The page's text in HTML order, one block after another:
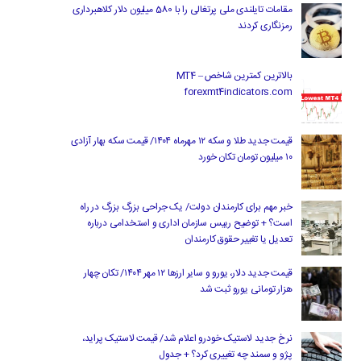
مقامات تایلندی ملی پرتغالی را با 580 میلیون دلار کلاهبرداری
رمزنگاری کردند
بالاترین کمترین شاخص MT4 –
forexmt4indicators.com
قیمت جدید طلا و سکه ۱۲ مهرماه ۱۴۰۴/ قیمت سکه بهار آزادی
۱۰ میلیون تومان تکان خورد
خبر مهم برای کارمندان دولت/ یک جراحی بزرگ بزرگ در راه
است؟ + توضیح رییس سازمان اداری و استخدامی درباره
تعدیل یا تغییر حقوق کارمندان
قیمت جدید دلار، یورو و سایر ارزها ۱۲ مهر ۱۴۰۴/ تکان چهار
هزار تومانی یورو ثبت شد
نرخ جدید لاستیک خودرو اعلام شد/ قیمت لاستیک پراید،
پژو و سمند چه تغییری کرد؟ + جدول